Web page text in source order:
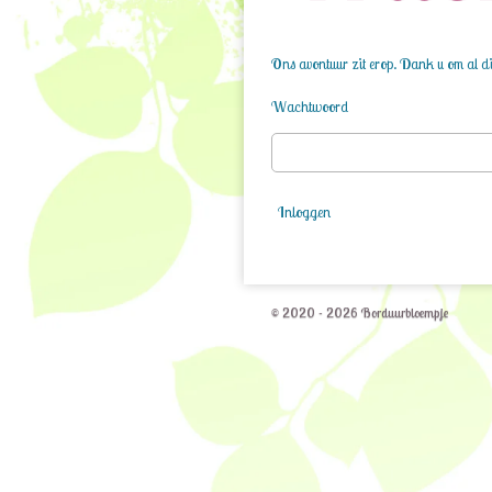
Ons avontuur zit erop. Dank u om al
Wachtwoord
Inloggen
© 2020 - 2026 Borduurbloempje